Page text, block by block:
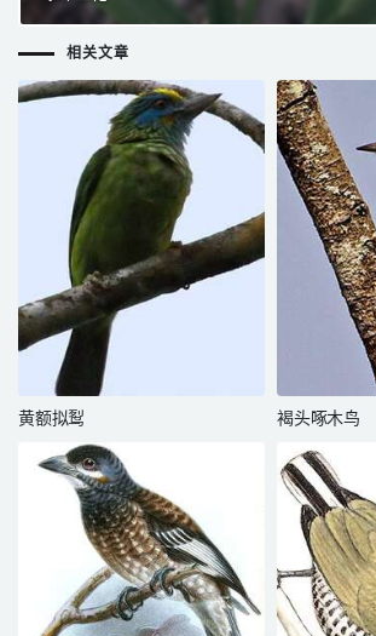
相关文章
黄额拟䴕 褐头啄木鸟